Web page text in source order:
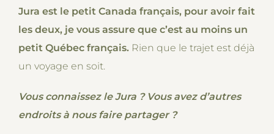
Jura est le petit Canada français, pour avoir fait
les deux, je vous assure que c’est au moins un
petit Québec français. Rien que le trajet est déjà
un voyage en soit.
Vous connaissez le Jura ? Vous avez d’autres
endroits à nous faire partager ?